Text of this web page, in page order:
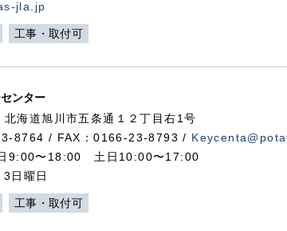
jla.jp
工事・取付可
センター
海道旭川市五条通１２丁目右1号
8764 / FAX：0166-23-8793 /
9:00〜18:00 土日10:00〜17:00
日曜日
工事・取付可